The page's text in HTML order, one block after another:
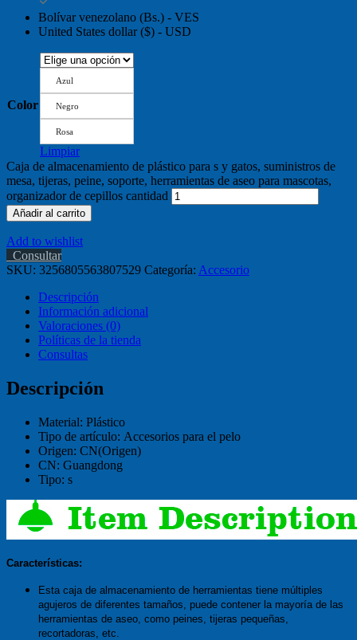
Bolívar venezolano (Bs.) - VES
United States dollar ($) - USD
Color
Azul
Negro
Rosa
Limpiar
Caja de almacenamiento de plástico para s y gatos, suministros de
mesa, tijeras, peine, soporte, herramientas de aseo para mascotas,
organizador de cepillos cantidad
Añadir al carrito
Add to wishlist
Consultar
SKU: 3256805563807529 Categoría: Accesorio
Descripción
Información adicional
Valoraciones (0)
Políticas de la tienda
Consultas
Descripción
Material: Plástico
Tipo de artículo: Accesorios para el pelo
Origen: CN(Origen)
CN: Guangdong
Tipo: s
Características:
Esta caja de almacenamiento de herramientas tiene múltiples
agujeros de diferentes tamaños, puede contener la mayoría de las
herramientas de aseo, como peines, tijeras pequeñas,
recortadoras, etc.